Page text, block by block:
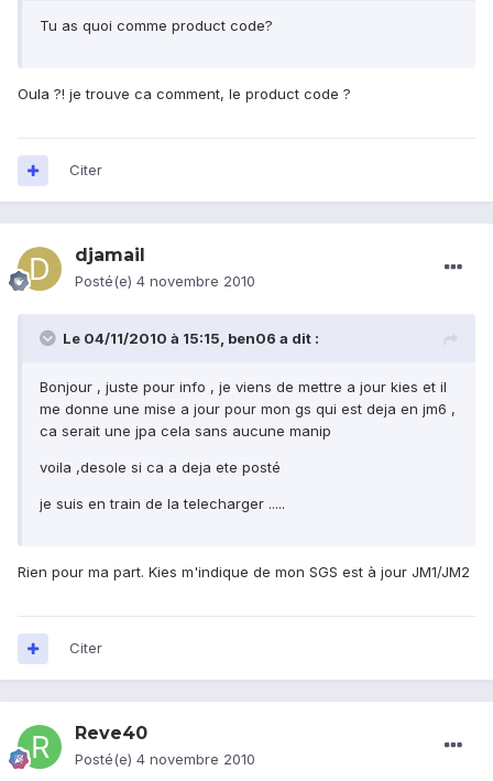
Tu as quoi comme product code?
Oula ?! je trouve ca comment, le product code ?
Citer
djamail
Posté(e) 4 novembre 2010
Le 04/11/2010 à 15:15, ben06 a dit :
Bonjour , juste pour info , je viens de mettre a jour kies et il
me donne une mise a jour pour mon gs qui est deja en jm6 ,
ca serait une jpa cela sans aucune manip
voila ,desole si ca a deja ete posté
je suis en train de la telecharger .....
Rien pour ma part. Kies m'indique de mon SGS est à jour JM1/JM2
Citer
Reve40
Posté(e) 4 novembre 2010